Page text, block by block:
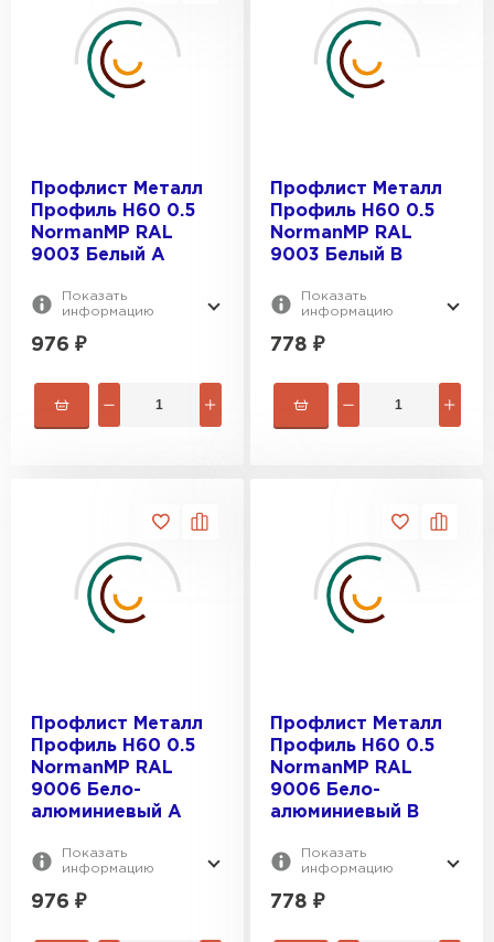
Профлист Металл
Профиль Н60 0.5
NormanMP RAL
9003 Белый A
Показать
информацию
976 ₽
Профлист Металл
Профиль Н60 0.5
NormanMP RAL
9003 Белый B
Показать
информацию
778 ₽
Профлист Металл
Профиль Н60 0.5
NormanMP RAL
9006 Бело-
алюминиевый A
Показать
информацию
976 ₽
Профлист Металл
Профиль Н60 0.5
NormanMP RAL
9006 Бело-
алюминиевый B
Показать
информацию
778 ₽